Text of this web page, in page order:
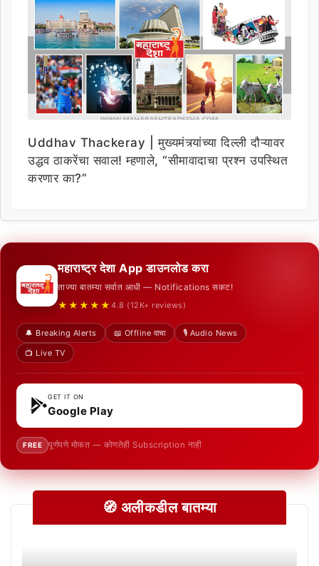
Uddhav Thackeray | मुख्यमंत्र्यांच्या दिल्ली दौऱ्यावर
उद्धव ठाकरेंचा सवाल! म्हणाले, “सीमावादाचा प्रश्न उपस्थित
करणार का?”
महाराष्ट्र देशा App डाउनलोड करा
ताज्या बातम्या सर्वात आधी — Notifications सकट!
★★★★★ 4.8 (12K+ reviews)
🔔 Breaking Alerts 📖 Offline वाचा
🎙️ Audio News
📺 Live TV
GET IT ON
Google Play
FREE पूर्णपणे मोफत — कोणतेही Subscription नाही
🧭 अलीकडील बातम्या